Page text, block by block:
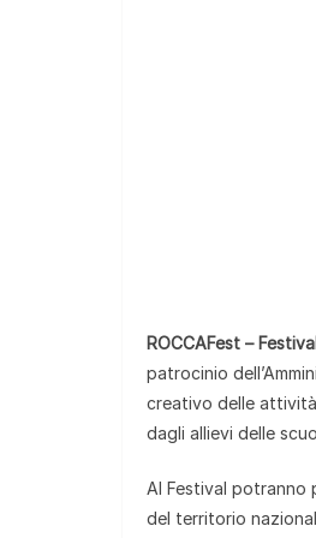
ROCCAFest –
patrocinio
creativo delle
dagli allievi delle
Al Festival potranno
del territorio